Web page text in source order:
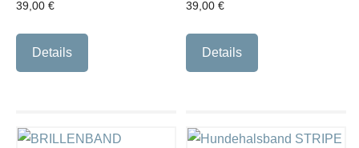
39,00 €
Details
39,00€
Details